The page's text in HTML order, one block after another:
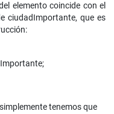
elemento coincide con el
ciudadImportante, que es
tenemos que